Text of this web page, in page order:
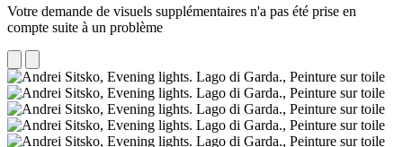
Votre demande de visuels supplémentaires n'a pas été prise en
compte suite à un problème